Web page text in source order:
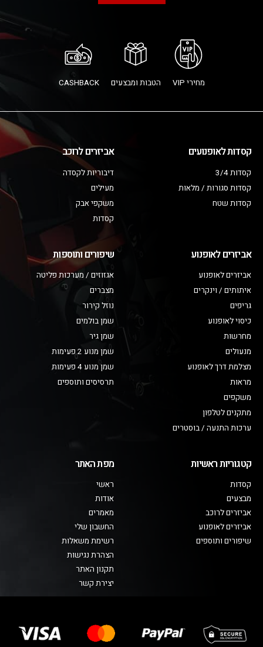
מחירי VIP הטבות ומבצעים CASHBACK
קסדות לאופנועים
קסדות 3/4
קסדות סגורות / מלאות
קסדות שטח
אביזרים לרוכב
דיבוריות לקסדה
מעילים
משקפי אבק
קסדות
אביזרים לאופנוע
אביזרים לאופנוע
איתותים / וינקרים
גריפים
כיסוי לאופנוע
מחרשות
מנעולים
מצלמת דרך לאופנוע
מראות
משקפים
מתקנים לטלפון
ערכות התנעה / בוסטרים
שיפורים ותוספות
אגזוזים / מערכות פליטה
מצברים
נוזל קירור
שמן בולמים
שמן גיר
שמן מנוע 2 פעימות
שמן מנוע 4 פעימות
תרסיסים ותוספים
קטגוריות ראשיות
קסדות
מבצעים
אביזרים לרוכב
אביזרים לאופנוע
שיפורים ותוספים
מפת האתר
ראשי
אודות
מאמרים
החשבון שלי
רשימת משאלות
הצהרת נגישות
תקנון האתר
יצירת קשר